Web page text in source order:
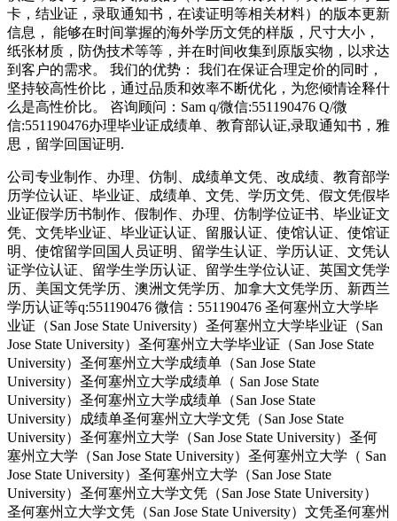
卡，结业证，录取通知书，在读证明等相关材料）的版本更新
信息， 能够在时间掌握的海外学历文凭的样版，尺寸大小，
纸张材质，防伪技术等等，并在时间收集到原版实物，以求达
到客户的需求。 我们的优势： 我们在保证合理定价的同时，
坚持较高性价比，通过品质和效率不断优化，为您倾情诠释什
么是高性价比。 咨询顾问：Sam q/微信:551190476 Q/微
信:551190476办理毕业证成绩单、教育部认证,录取通知书，雅
思，留学回国证明.
公司专业制作、办理、仿制、成绩单文凭、改成绩、教育部学
历学位认证、毕业证、成绩单、文凭、学历文凭、假文凭假毕
业证假学历书制作、假制作、办理、仿制学位证书、毕业证文
凭、文凭毕业证、毕业证认证、留服认证、使馆认证、使馆证
明、使馆留学回国人员证明、留学生认证、学历认证、文凭认
证学位认证、留学生学历认证、留学生学位认证、英国文凭学
历、美国文凭学历、澳洲文凭学历、加拿大文凭学历、新西兰
学历认证等q:551190476 微信：551190476 圣何塞州立大学毕
业证（San Jose State University）圣何塞州立大学毕业证（San
Jose State University）圣何塞州立大学毕业证（San Jose State
University）圣何塞州立大学成绩单（San Jose State
University）圣何塞州立大学成绩单（ San Jose State
University）圣何塞州立大学成绩单（San Jose State
University）成绩单圣何塞州立大学文凭（San Jose State
University）圣何塞州立大学（San Jose State University）圣何
塞州立大学（San Jose State University）圣何塞州立大学（ San
Jose State University）圣何塞州立大学（San Jose State
University）圣何塞州立大学文凭（San Jose State University）
圣何塞州立大学文凭（San Jose State University）文凭圣何塞州